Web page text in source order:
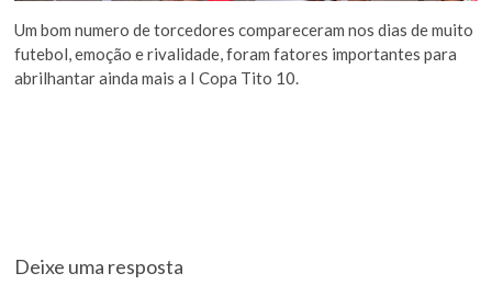
Um bom numero de torcedores compareceram nos dias de muito
futebol, emoção e rivalidade, foram fatores importantes para
abrilhantar ainda mais a I Copa Tito 10.
Deixe uma resposta